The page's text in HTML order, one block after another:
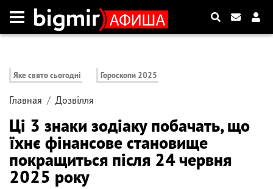
Яке свято сьогодні Гороскопи 2025
Главная Дозвілля
Ці 3 знаки зодіаку побачать, що
їхнє фінансове становище
покращиться після 24 червня
2025 року